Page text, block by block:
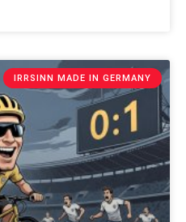
IRRSINN MADE IN GERMANY